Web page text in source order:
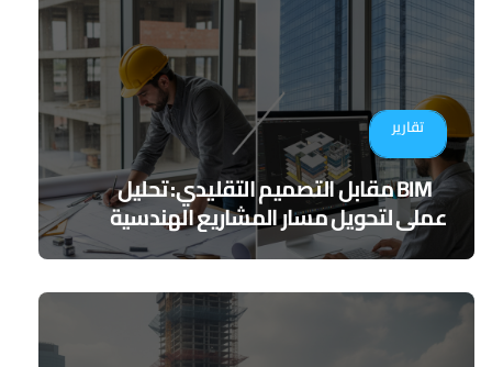
تقارير
BIM مقابل التصميم التقليدي: تحليل
عملي لتحويل مسار المشاريع الهندسية